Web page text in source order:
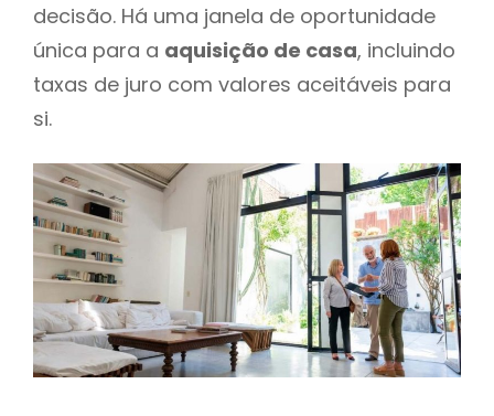
decisão. Há uma janela de oportunidade
única para a aquisição de casa, incluindo
taxas de juro com valores aceitáveis para
si.